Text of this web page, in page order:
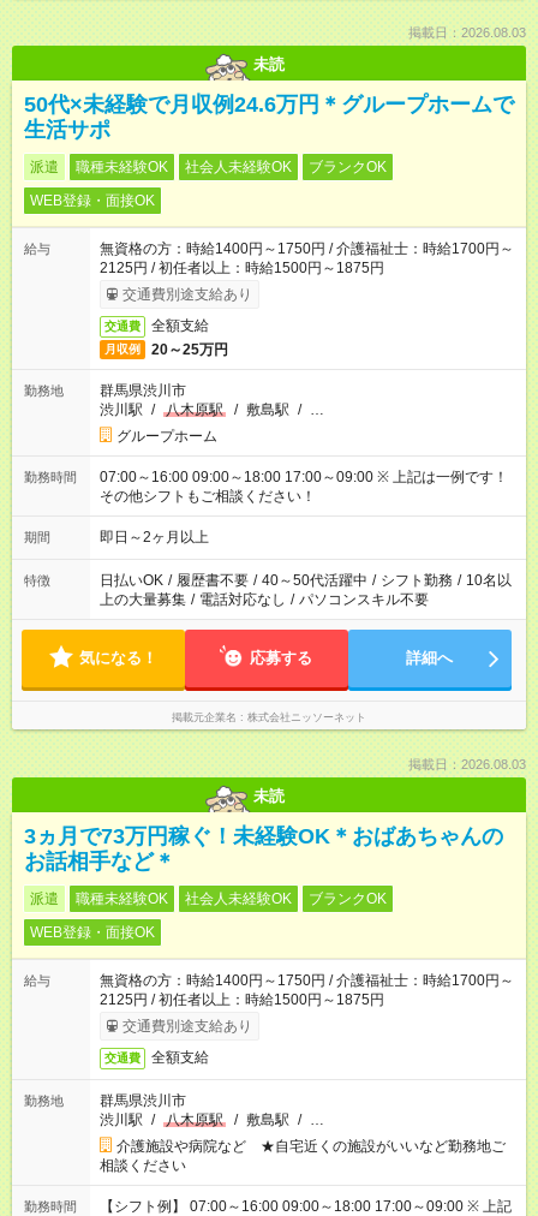
掲載日：2026.08.03
未読
50代×未経験で月収例24.6万円＊グループホームで
生活サポ
派遣 職種未経験OK 社会人未経験OK
ブランクOK
WEB登録・面接OK
給与
無資格の方：時給1400円～1750円 / 介護福祉士：時給1700円～
2125円 / 初任者以上：時給1500円～1875円
交通費別途支給あり
交通費 全額支給
月収例 20～25万円
勤務地
群馬県渋川市
渋川駅 / 八木原駅 / 敷島駅 / …
グループホーム
勤務時間
07:00～16:00 09:00～18:00 17:00～09:00 ※ 上記は一例です！
その他シフトもご相談ください！
期間 即日～2ヶ月以上
特徴 日払いOK / 履歴書不要 / 40～50代活躍中 / シフト勤務 / 10名以
上の大量募集 / 電話対応なし / パソコンスキル不要
気になる！ 応募する 詳細へ
掲載元企業名 株式会社ニッソーネット
掲載日：2026.08.03
未読
3ヵ月で73万円稼ぐ！未経験OK＊おばあちゃんの
お話相手など＊
派遣 職種未経験OK 社会人未経験OK
ブランクOK
WEB登録・面接OK
給与
無資格の方：時給1400円～1750円 / 介護福祉士：時給1700円～
2125円 / 初任者以上：時給1500円～1875円
交通費別途支給あり
交通費 全額支給
勤務地
群馬県渋川市
渋川駅 / 八木原駅 / 敷島駅 / …
介護施設や病院など ★自宅近くの施設がいいなど勤務地ご
相談ください
勤務時間
【シフト例】 07:00～16:00 09:00～18:00 17:00～09:00 ※ 上記